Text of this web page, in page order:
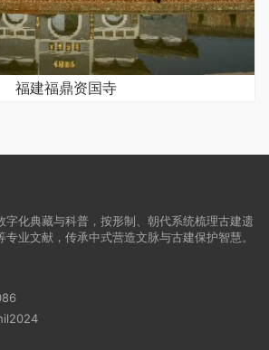
福建福鼎资国寺
字化典藏与科普，按形制、朝代系统梳理古建遗
业文献，传承中式营造文脉与古建保护智慧。